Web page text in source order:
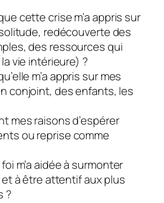
cette crise m’a appris sur
redécouverte des
des ressources qui
vie intérieure) ?
m’a appris sur mes
conjoint, des enfants, les
mes raisons d’espérer
ou reprise comme
m’a aidée à surmonter
à être attentif aux plus
?